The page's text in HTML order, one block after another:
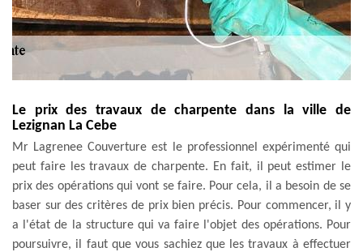
Le prix des travaux de charpente dans la ville de
Lezignan La Cebe
Mr Lagrenee Couverture est le professionnel expérimenté qui
peut faire les travaux de charpente. En fait, il peut estimer le
prix des opérations qui vont se faire. Pour cela, il a besoin de se
baser sur des critères de prix bien précis. Pour commencer, il y
a l'état de la structure qui va faire l'objet des opérations. Pour
poursuivre, il faut que vous sachiez que les travaux à effectuer